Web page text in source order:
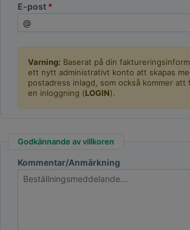
E-post
Varning: Baserat på din
ett nytt administrativt konto att skapas
postadress inlagd, som också kommer att
en inloggning (LOGIN).
Godkännande av villkoren
Kommentar/Anmärkning